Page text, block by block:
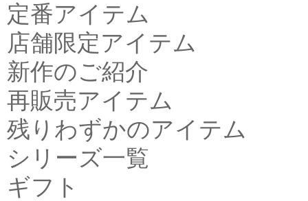
定番アイテム
店舗限定アイテム
新作のご紹介
再販売アイテム
残りわずかのアイテム
シリーズ一覧
ギフト